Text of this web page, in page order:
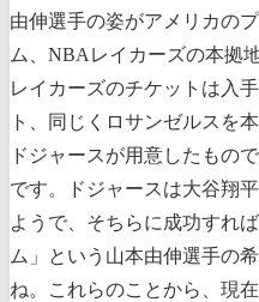
由伸選手の姿がアメリカの
ム、NBAレイカーズの本拠
レイカーズのチケットは入
ト、同じくロサンゼルスを
ドジャースが用意したもの
です。ドジャースは大谷翔
ようで、そちらに成功すれ
ム」という山本由伸選手の
ね。これらのことから、現